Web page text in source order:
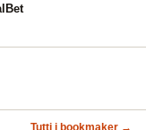
Tutti i bookmaker →